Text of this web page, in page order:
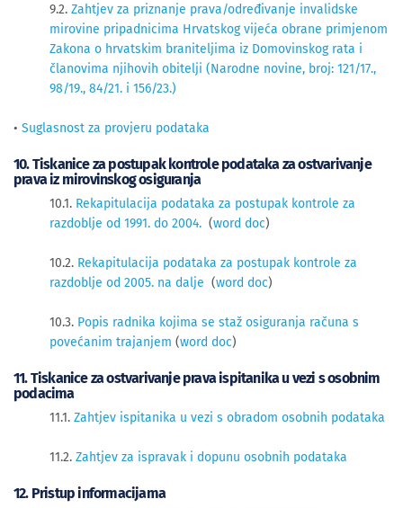
9.2. Zahtjev za priznanje prava/određivanje invalidske
mirovine pripadnicima Hrvatskog vijeća obrane primjenom
Zakona o hrvatskim braniteljima iz Domovinskog rata i
članovima njihovih obitelji (Narodne novine, broj: 121/17.,
98/19., 84/21. i 156/23.)
• Suglasnost za provjeru podataka
10. Tiskanice za postupak kontrole podataka za ostvarivanje
prava iz mirovinskog osiguranja
10.1. Rekapitulacija podataka za postupak kontrole za
razdoblje od 1991. do 2004. (word doc)
10.2. Rekapitulacija podataka za postupak kontrole za
razdoblje od 2005. na dalje (word doc)
10.3. Popis radnika kojima se staž osiguranja računa s
povećanim trajanjem (word doc)
11. Tiskanice za ostvarivanje prava ispitanika u vezi s osobnim
podacima
11.1. Zahtjev ispitanika u vezi s obradom osobnih podataka
11.2. Zahtjev za ispravak i dopunu osobnih podataka
12. Pristup informacijama